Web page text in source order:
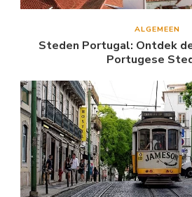
ALGEMEEN
Steden Portugal: Ontdek
Portugese